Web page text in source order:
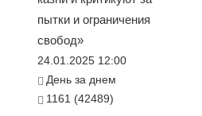
пытки и ограничения
свобод»
24.01.2025 12:00
День за днем
1161 (42489)